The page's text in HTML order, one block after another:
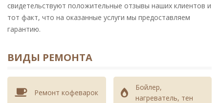
свидетельствуют положительные отзывы наших клиентов и
тот факт, что на оказанные услуги мы предоставляем
гарантию.
ВИДЫ РЕМОНТА
Ремонт кофеварок
Бойлер,
нагреватель, тен